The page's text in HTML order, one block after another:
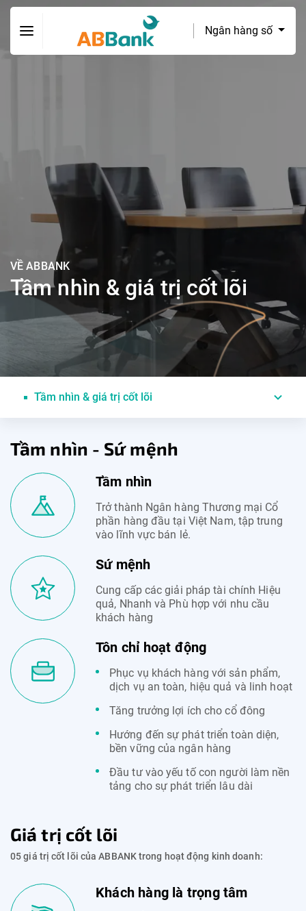
Ngân hàng số
VỀ ABBANK
Tầm nhìn & giá trị cốt lõi
Tầm nhìn & giá trị cốt lõi
Tầm nhìn - Sứ mệnh
Tầm nhìn
Trở thành Ngân hàng Thương mại Cổ
phần hàng đầu tại Việt Nam, tập trung
vào lĩnh vực bán lẻ.
Sứ mệnh
Cung cấp các giải pháp tài chính Hiệu
quả, Nhanh và Phù hợp với nhu cầu
khách hàng
Tôn chỉ hoạt động
Phục vụ khách hàng với sản phẩm,
dịch vụ an toàn, hiệu quả và linh hoạt
Tăng trưởng lợi ích cho cổ đông
Hướng đến sự phát triển toàn diện,
bền vững của ngân hàng
Đầu tư vào yếu tố con người làm nền
tảng cho sự phát triển lâu dài
Giá trị cốt lõi
05 giá trị cốt lõi của ABBANK trong hoạt động kinh doanh:
Khách hàng là trọng tâm